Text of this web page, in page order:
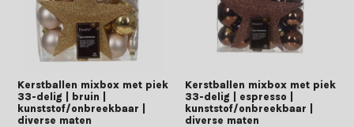
Kerstballen mixbox met piek
33-delig | bruin |
kunststof/onbreekbaar |
diverse maten
Kerstballen mixbox met piek
33-delig | espresso |
kunststof/onbreekbaar |
diverse maten